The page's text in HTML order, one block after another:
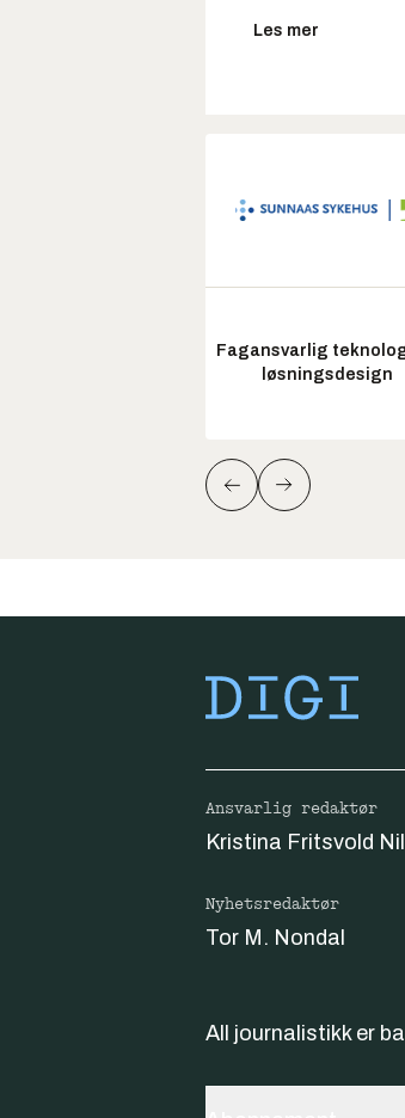
Les mer
Fagansvarlig
løsningsdesign
Ansvarlig redaktør
Kristina Fritsvold
Nyhetsredaktør
Tor M. Nondal
All journalistikk er